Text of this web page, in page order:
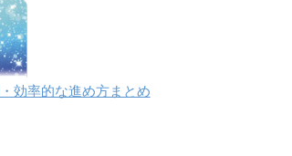
効率的な進め方まとめ